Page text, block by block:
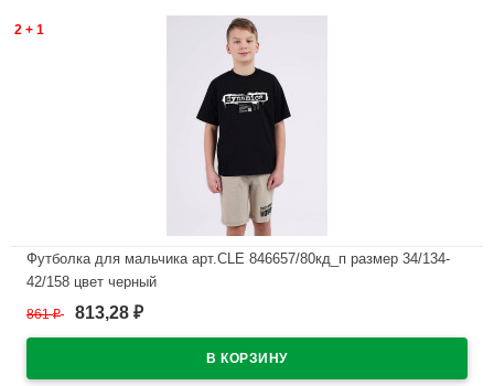
2 + 1
Футболка для мальчика арт.CLE 846657/80кд_п размер 34/134-
42/158 цвет черный
В наличии
861₽ 813,28 ₽